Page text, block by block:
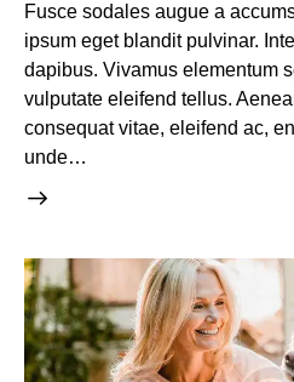
Fusce sodales augue a
ipsum eget blandit pulvinar.
dapibus. Vivamus elementum
vulputate eleifend tellus.
consequat vitae, eleifend ac,
unde…